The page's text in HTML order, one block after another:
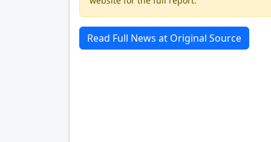
Read Full News at Original Source